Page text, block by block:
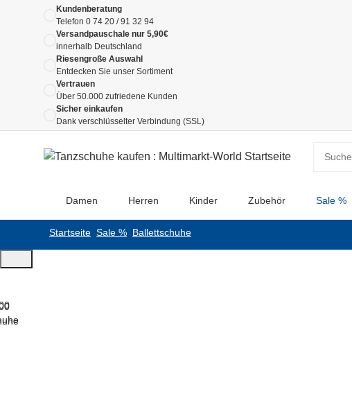
Kundenberatung
Telefon 0 74 20 / 91 32 94
Versandpauschale nur 5,90€
innerhalb Deutschland
Riesengroße Auswahl
Entdecken Sie unser Sortiment
Vertrauen
Über 50.000 zufriedene Kunden
Sicher einkaufen
Dank verschlüsselter Verbindung (SSL)
Damen Herren Kinder Zubehör Sale %
Startseite Sale % Ballettschuhe